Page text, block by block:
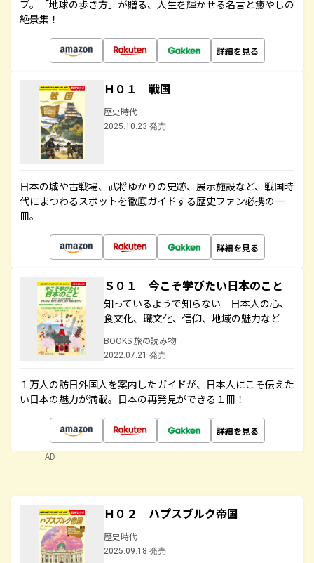
ブ。「地球の歩き方」が贈る、人生を輝かせる名言と癒やしの
絶景集！
詳細を見る
Ｈ０１ 戦国
歴史時代
2025.10.23 発売
日本の城や古戦場、武将ゆかりの史跡、展示施設など、戦国時
代にまつわるスポットを徹底ガイドする歴史ファン必携の一
冊。
詳細を見る
Ｓ０１ 今こそ学びたい日本のこと
知っているようで知らない 日本人の心、
食文化、職文化、信仰、地域の魅力など
BOOKS 旅の読み物
2022.07.21 発売
１万人の訪日外国人を案内したガイドが、日本人にこそ伝えた
い日本の魅力が満載。日本の再発見ができる１冊！
詳細を見る
AD
Ｈ０２ ハプスブルク帝国
歴史時代
2025.09.18 発売